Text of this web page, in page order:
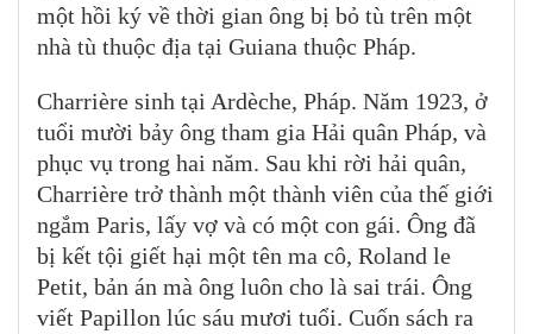
một hồi ký về thời gian ông bị bỏ tù trên một
nhà tù thuộc địa tại Guiana thuộc Pháp.
Charrière sinh tại Ardèche, Pháp. Năm 1923, ở
tuổi mười bảy ông tham gia Hải quân Pháp, và
phục vụ trong hai năm. Sau khi rời hải quân,
Charrière trở thành một thành viên của thế giới
ngắm Paris, lấy vợ và có một con gái. Ông đã
bị kết tội giết hại một tên ma cô, Roland le
Petit, bản án mà ông luôn cho là sai trái. Ông
viết Papillon lúc sáu mươi tuổi. Cuốn sách ra